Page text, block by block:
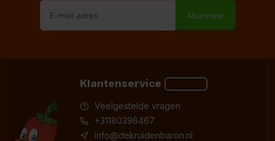
Abonneer
Klantenservice
Veelgestelde vragen
+31180396467
info@dekruidenbaron.nl